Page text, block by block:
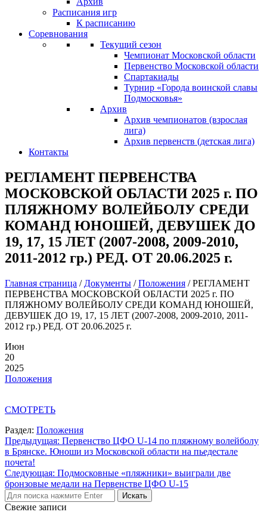
Расписания игр
К расписанию
Соревнования
Текущий сезон
Чемпионат Московской области
Первенство Московской области
Спартакиады
Турнир «Города воинской славы
Подмосковья»
Архив
Архив чемпионатов (взрослая
лига)
Архив первенств (детская лига)
Контакты
РЕГЛАМЕНТ ПЕРВЕНСТВА
МОСКОВСКОЙ ОБЛАСТИ 2025 г. ПО
ПЛЯЖНОМУ ВОЛЕЙБОЛУ СРЕДИ
КОМАНД ЮНОШЕЙ, ДЕВУШЕК ДО
19, 17, 15 ЛЕТ (2007-2008, 2009-2010,
2011-2012 гр.) РЕД. ОТ 20.06.2025 г.
Главная страница / Документы /Положения /РЕГЛАМЕНТ
ПЕРВЕНСТВА МОСКОВСКОЙ ОБЛАСТИ 2025 г. ПО
ПЛЯЖНОМУ ВОЛЕЙБОЛУ СРЕДИ КОМАНД ЮНОШЕЙ,
ДЕВУШЕК ДО 19, 17, 15 ЛЕТ (2007-2008, 2009-2010, 2011-
2012 гр.) РЕД. ОТ 20.06.2025 г.
Июн
20
2025
Положения
СМОТРЕТЬ
Раздел: Положения
Навигация
по
записям
Предыдущая: Первенство ЦФО U-14 по пляжному волейболу
в Брянске. Юноши из Московской области на пьедестале
почета!
Следующая: Подмосковные «пляжники» выиграли две
бронзовые медали на Первенстве ЦФО U-15
Свежие записи